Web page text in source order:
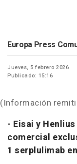
Europa Press
Jueves, 5 febrero 2026
Publicado: 15:16
(Información
- Eisai y
comercial
1 serplulimab